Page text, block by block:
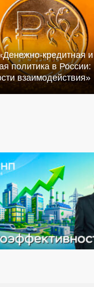
кредитная и
политика в России:
взаимодействия»